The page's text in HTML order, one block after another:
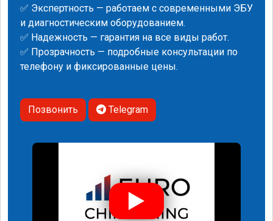
✅ Экспертность — работаем с современными ЭБУ
и диагностическим оборудованием.
✅ Надежность — гарантия на все виды работ.
✅ Прозрачность — подробные консультации по
телефону и фиксированные цены.
Позвонить Telegram